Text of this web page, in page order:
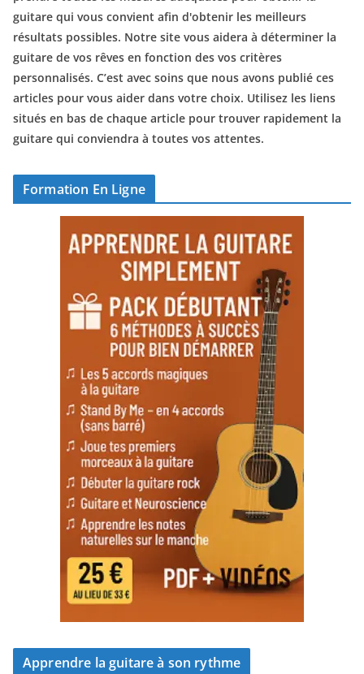
guitare qui vous convient afin d'obtenir les meilleurs
résultats possibles. Notre site vous aidera à déterminer la
guitare de vos rêves en fonction des vos critères
personnalisés. C’est avec soins que nous avons publié ces
articles pour vous aider dans votre choix. Utilisez les liens
situés en bas de chaque article pour trouver rapidement la
guitare qui conviendra à toutes vos attentes.
Formation En Ligne
Apprendre la guitare à son rythme